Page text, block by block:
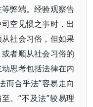
弊端。经验观察告
空见惯之事时，出
社会习俗，但如果
者顺从社会习俗的
思考包括法律在内
而合乎法”容易走向
。“不及法”较易理